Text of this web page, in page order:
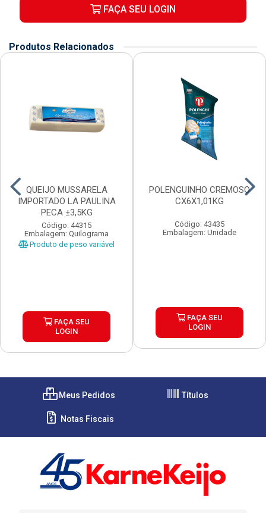
FAÇA SEU LOGIN
Produtos Relacionados
QUEIJO MUSSARELA
IMPORTADO LA PAULINA
PECA ±3,5KG
Código: 44315
Embalagem: Quilograma
Produto de peso variável
FAÇA SEU
LOGIN
POLENGUINHO CREMOSO
CX6X1,01KG
Código: 43435
Embalagem: Unidade
FAÇA SEU
LOGIN
Meus Pedidos Títulos
Notas Fiscais